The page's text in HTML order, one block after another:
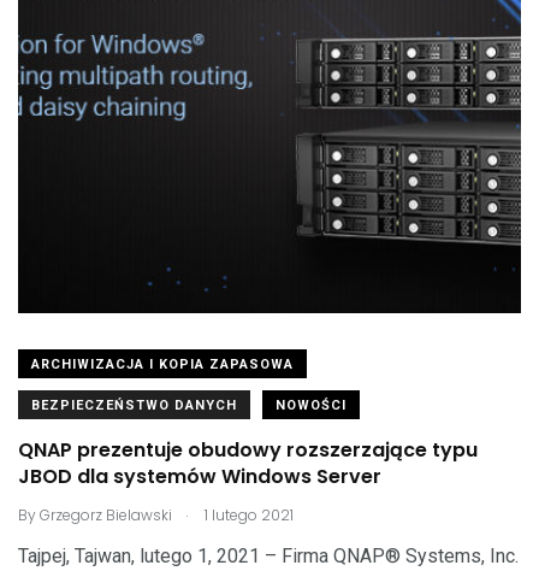
ARCHIWIZACJA I KOPIA ZAPASOWA
BEZPIECZEŃSTWO DANYCH NOWOŚCI
QNAP prezentuje obudowy rozszerzające typu
JBOD dla systemów Windows Server
ByGrzegorz Bielawski . 1 lutego 2021
Tajpej, Tajwan, lutego 1, 2021 – Firma QNAP® Systems, Inc.